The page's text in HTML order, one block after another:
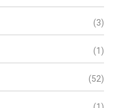
(3)
(1)
(52)